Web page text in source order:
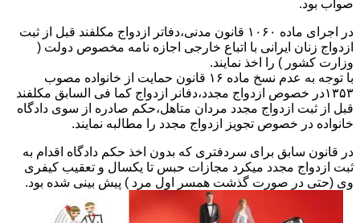
صواب بود.
در اجرای ماده ۱۰۶۰ قانون مدنی،دفاتر ازدواج مکلفند قبل از ثبت
ازدواج زنان ایرانی با اتباع خارجی اجازه نامه مخصوص دولت (
وزارت کشور ) را اخذ نمایند.
با توجه به عدم نسخ ماده ۱۶ قانون حمایت از خانواده مصوب
۱۳۵۳در خصوص ازدواج مجدد،دفانر ازدواج کما فی السابق مکلفند
قبل از ثبت ازدواج مجدد مردان متاهل،حکم صادره از سوی دادگاه
خانواده در خصوص تجویز ازدواج مجدد را مطالبه نمایند.
در قانون سابق برای سردفتری که بدون اخذ حکم دادگاه اقدام به
ثبت ازدواج مجدد میکرد مجازات حبس تا یکسال و تعقیب کیفری
وی (حتی در صورت گذشت همسر اول مرد ) پیش بینی شده بود.